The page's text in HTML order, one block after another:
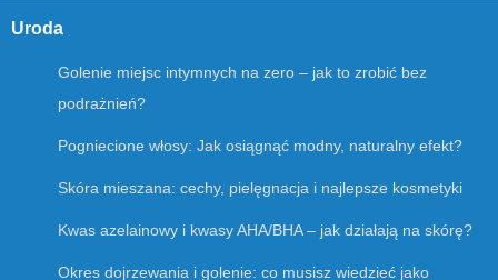
Uroda
Golenie miejsc intymnych na zero – jak to zrobić bez
podrażnień?
Pogniecione włosy: Jak osiągnąć modny, naturalny efekt?
Skóra mieszana: cechy, pielęgnacja i najlepsze kosmetyki
Kwas azelainowy i kwasy AHA/BHA – jak działają na skórę?
Okres dojrzewania i golenie: co musisz wiedzieć jako